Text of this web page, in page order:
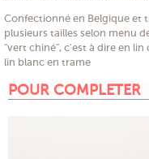
Confectionné en Belgique et
plusieurs tailles selon menu
"vert chiné", c'est à dire en
lin blanc en trame
POUR COMPLETER